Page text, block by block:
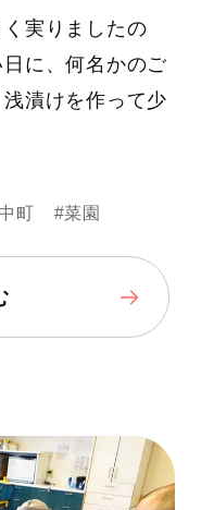
実りましたの
に、何名かのご
漬けを作って少
町 #菜園